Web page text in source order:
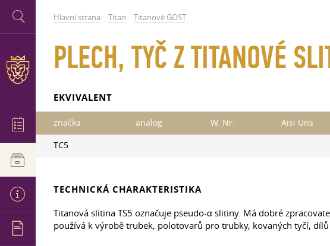
Hlavní strana Titan Titanové GOST
PLECH, TYČ Z TITANOVÉ
EKVIVALENT
značka analog W. Nr. Aisi Uns
TC5
TECHNICKÁ CHARAKTERISTIKA
Titanová slitina TS5 označuje pseudo-α slitiny. Má dobré
používá k výrobě trubek, polotovarů pro trubky, kovaných tyčí,